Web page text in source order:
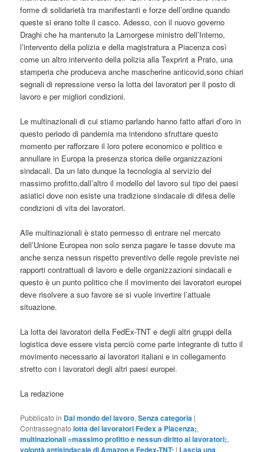
forme di solidarietà tra manifestanti e forze dell’ordine quando
queste si erano tolte il casco. Adesso, con il nuovo governo
Draghi che ha mantenuto la Lamorgese ministro dell’Interno,
l’intervento della polizia e della magistratura a Piacenza così
come un altro intervento della polizia alla Texprint a Prato, una
stamperia che produceva anche mascherine anticovid,sono chiari
segnali di repressione verso la lotta dei lavoratori per il posto di
lavoro e per migliori condizioni.
Le multinazionali di cui stiamo parlando hanno fatto affari d’oro in
questo periodo di pandemia ma intendono sfruttare questo
momento per rafforzare il loro potere economico e politico e
annullare in Europa la presenza storica delle organizzazioni
sindacali. Da un lato dunque la tecnologia al servizio del
massimo profitto,dall’altro il modello del lavoro sul tipo dei paesi
asiatici dove non esiste una tradizione sindacale di difesa delle
condizioni di vita dei lavoratori.
Alle multinazionali è stato permesso di entrare nel mercato
dell’Unione Europea non solo senza pagare le tasse dovute ma
anche senza nessun rispetto preventivo delle regole previste nei
rapporti contrattuali di lavoro e delle organizzazioni sindacali e
questo è un punto politico che il movimento dei lavoratori europei
deve risolvere a suo favore se si vuole invertire l’attuale
situazione.
La lotta dei lavoratori della FedEx-TNT e degli altri gruppi della
logistica deve essere vista perciò come parte integrante di tutto il
movimento necessario ai lavoratori italiani e in collegamento
stretto con i lavoratori degli altri paesi europei.
La redazione
Pubblicato in Dal mondo del lavoro,Senza categoria |
Contrassegnato lotta dei lavoratori Fedex a Piacenza;,
multinazionali =massimo profitto e nessun diritto ai lavoratori;,
volontà antisindacale di Amazon e Fedex-TNT; | Lascia una